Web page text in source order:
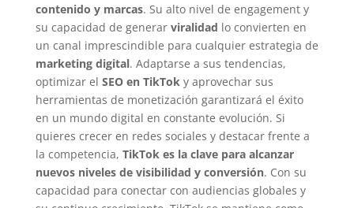
contenido y marcas. Su alto nivel de engagement y
su capacidad de generar viralidad lo convierten en
un canal imprescindible para cualquier estrategia de
marketing digital. Adaptarse a sus tendencias,
optimizar el SEO en TikTok y aprovechar sus
herramientas de monetización garantizará el éxito
en un mundo digital en constante evolución. Si
quieres crecer en redes sociales y destacar frente a
la competencia, TikTok es la clave para alcanzar
nuevos niveles de visibilidad y conversión. Con su
capacidad para conectar con audiencias globales y